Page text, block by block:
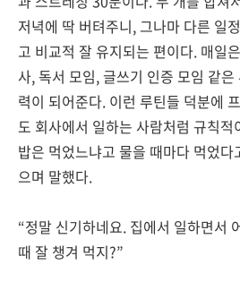
저녁에 딱 버텨주니, 그나마 다른 일
고 비교적 잘 유지되는 편이다. 매일
사, 독서 모임, 글쓰기 인증 모임 같
력이 되어준다. 이런 루틴들 덕분에
도 회사에서 일하는 사람처럼 규칙적
밥은 먹었느냐고 물을 때마다 먹었
으며 말했다.
“정말 신기하네요. 집에서 일하면서
때 잘 챙겨 먹지?”